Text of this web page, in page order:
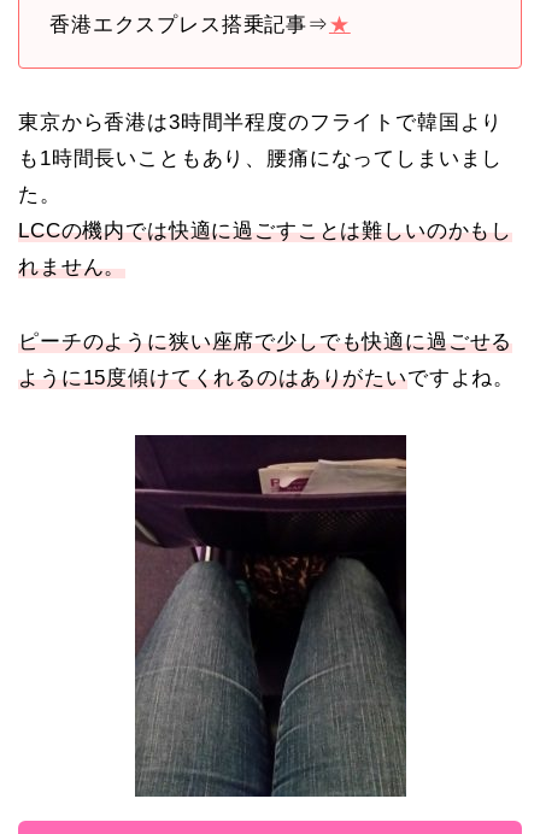
香港エクスプレス搭乗記事⇒★
東京から香港は3時間半程度のフライトで韓国より
も1時間長いこともあり、腰痛になってしまいまし
た。
LCCの機内では快適に過ごすことは難しいのかもし
れません。
ピーチのように狭い座席で少しでも快適に過ごせる
ように15度傾けてくれるのはありがたいですよね。